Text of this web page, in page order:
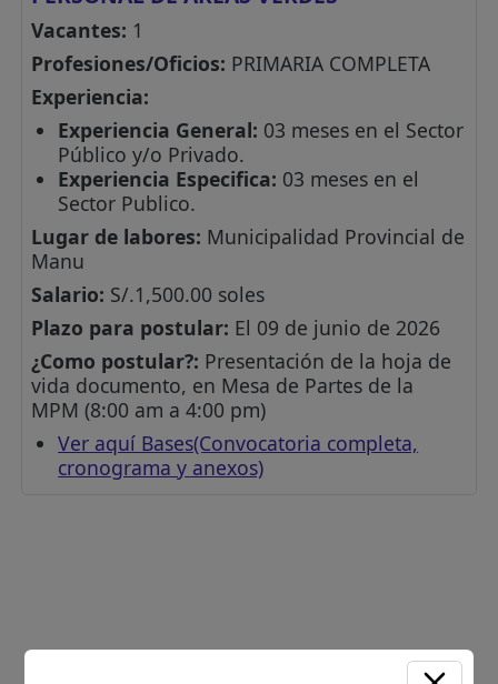
Vacantes: 1
Profesiones/Oficios: PRIMARIA COMPLETA
Experiencia:
Experiencia General: 03 meses en el Sector
Público y/o Privado.
Experiencia Especifica: 03 meses en el
Sector Publico.
Lugar de labores: Municipalidad Provincial de
Manu
Salario: S/.1,500.00 soles
Plazo para postular: El 09 de junio de 2026
¿Como postular?: Presentación de la hoja de
vida documento, en Mesa de Partes de la
MPM (8:00 am a 4:00 pm)
Ver aquí Bases(Convocatoria completa,
cronograma y anexos)